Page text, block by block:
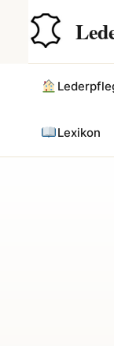
springen
Lexikon
Hauptinhalt